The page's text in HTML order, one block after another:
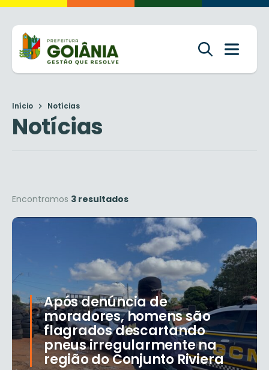
Início Notícias
Notícias
Encontramos 3 resultados
Após denúncia de
moradores, homens são
flagrados descartando
pneus irregularmente na
região do Conjunto Riviera